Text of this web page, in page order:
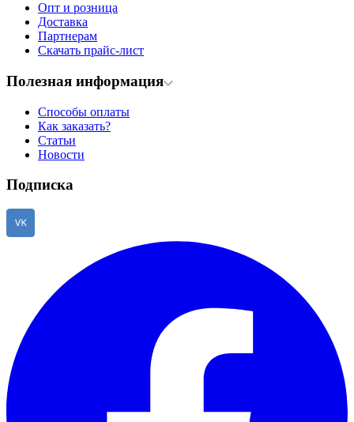
Опт и розница
Доставка
Партнерам
Скачать прайс-лист
Полезная информация
Способы оплаты
Как заказать?
Статьи
Новости
Подписка